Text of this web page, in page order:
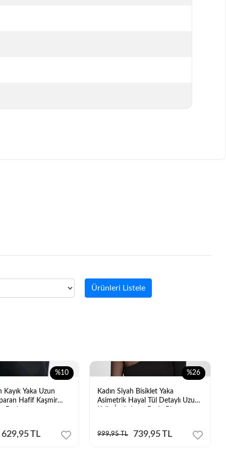
Ürünleri Listele
%10
Kayık Yaka Uzun
Hafif Kaşmir
629,95 TL
%26
Kadın Siyah Bisiklet Yaka
Asimetrik Hayal Tül Detaylı Uzun
999,95 TL 739,95 TL